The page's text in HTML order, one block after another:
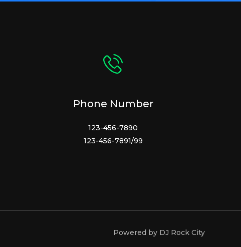
Phone Number
123-456-7890
123-456-7891/99
Powered by DJ Rock City